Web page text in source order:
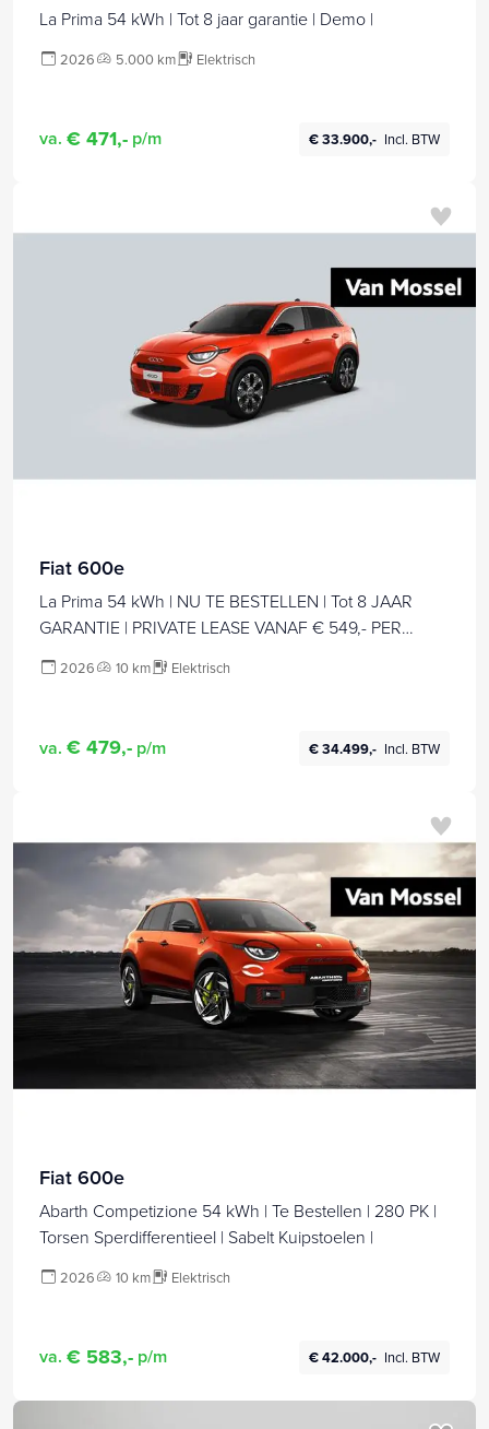
La Prima 54 kWh | Tot 8 jaar garantie | Demo |
2026 5.000 km Elektrisch
va. € 471,- p/m € 33.900,- Incl. BTW
Fiat 600e
La Prima 54 kWh | NU TE BESTELLEN | Tot 8 JAAR
GARANTIE | PRIVATE LEASE VANAF € 549,- PER
2026 10 km Elektrisch
va. € 479,- p/m € 34.499,- Incl. BTW
Fiat 600e
Abarth Competizione 54 kWh | Te Bestellen | 280 PK |
Torsen Sperdifferentieel | Sabelt Kuipstoelen |
2026 10 km Elektrisch
va. € 583,- p/m € 42.000,- Incl. BTW